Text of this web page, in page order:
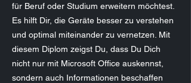
für Beruf oder Studium erweitern möchtest.
Es hilft Dir, die Geräte besser zu verstehen
und optimal miteinander zu vernetzen. Mit
diesem Diplom zeigst Du, dass Du Dich
nicht nur mit Microsoft Office auskennst,
sondern auch Informationen beschaffen